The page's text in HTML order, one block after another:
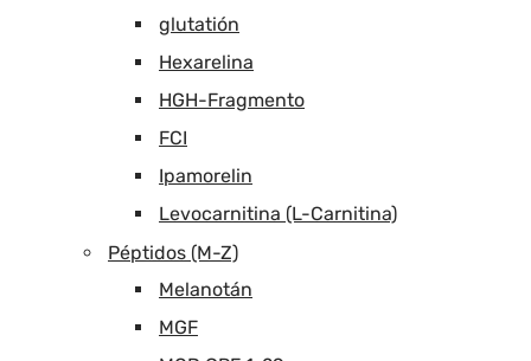
glutatión
Hexarelina
HGH-Fragmento
FCI
Ipamorelin
Levocarnitina (L-Carnitina)
Péptidos (M-Z)
Melanotán
MGF